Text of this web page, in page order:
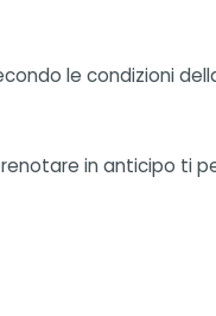
le condizioni
in anticipo